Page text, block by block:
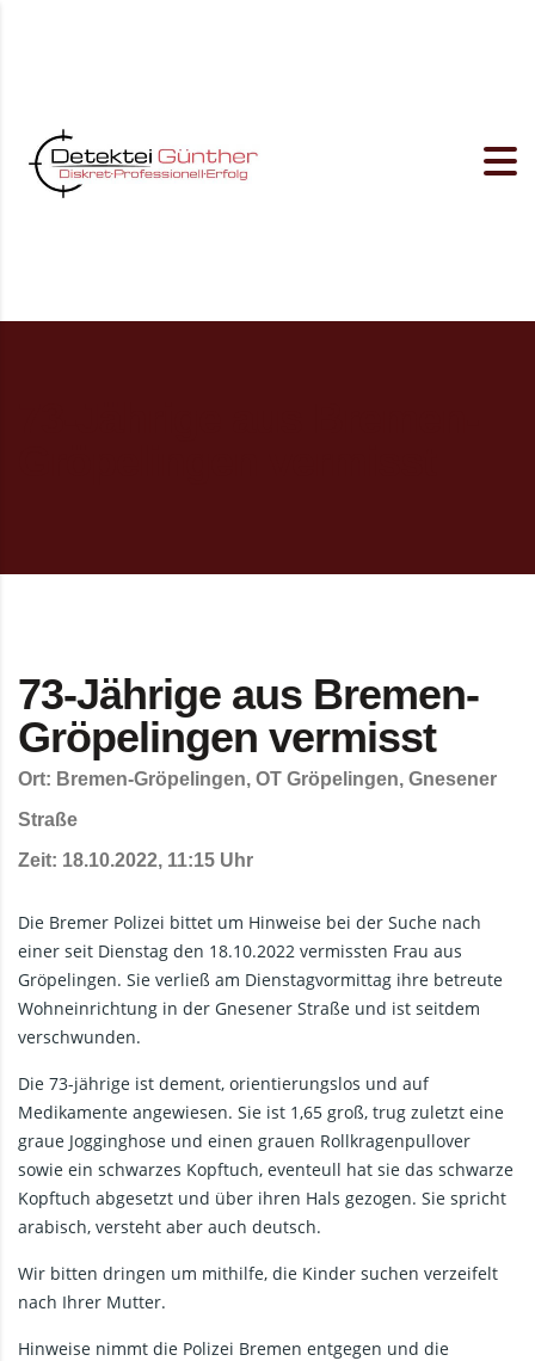
73-Jährige aus Bremen-
Gröpelingen vermisst
Ort: Bremen-Gröpelingen, OT Gröpelingen, Gnesener
Straße
Zeit: 18.10.2022, 11:15 Uhr
Die Bremer Polizei bittet um Hinweise bei der Suche nach
einer seit Dienstag den 18.10.2022 vermissten Frau aus
Gröpelingen. Sie verließ am Dienstagvormittag ihre betreute
Wohneinrichtung in der Gnesener Straße und ist seitdem
verschwunden.
Die 73-jährige ist dement, orientierungslos und auf
Medikamente angewiesen. Sie ist 1,65 groß, trug zuletzt eine
graue Jogginghose und einen grauen Rollkragenpullover
sowie ein schwarzes Kopftuch, eventeull hat sie das schwarze
Kopftuch abgesetzt und über ihren Hals gezogen. Sie spricht
arabisch, versteht aber auch deutsch.
Wir bitten dringen um mithilfe, die Kinder suchen verzeifelt
nach Ihrer Mutter.
Hinweise nimmt die Polizei Bremen entgegen und die